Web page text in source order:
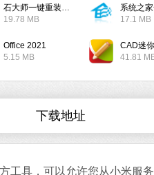
19.78 MB
系统之
17.1 MB
Office 2021
5.15 MB
CAD迷
41.81
下载地址
具，可以允许您从小米服务